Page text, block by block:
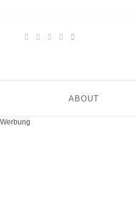
ABOUT
Werbung